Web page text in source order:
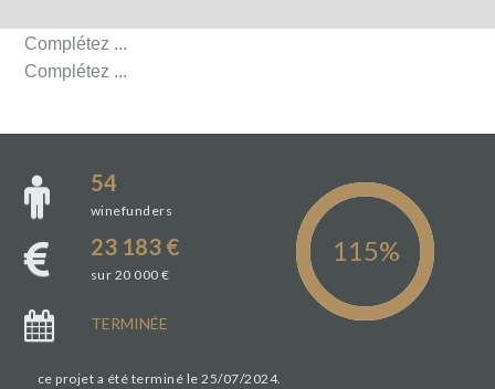
Complétez ...
Complétez ...
54
winefunders
23 183 €
sur 20 000 €
TERMINÉE
ce projet a été terminé le 25/07/2024.